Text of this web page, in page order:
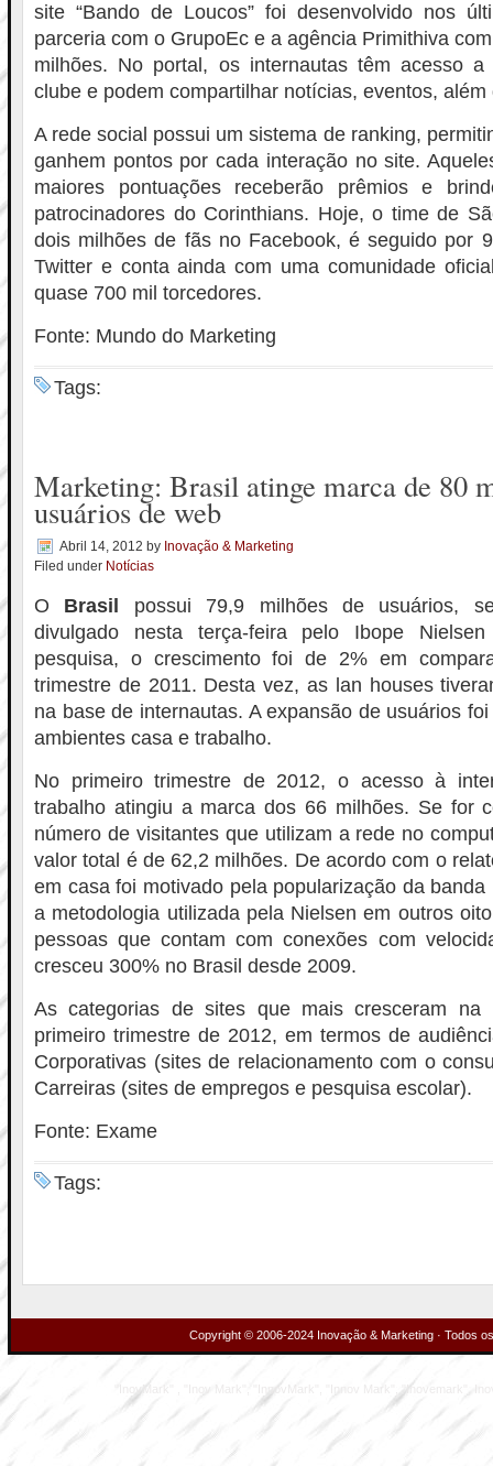
site “Bando de Loucos” foi desenvolvido nos
parceria com o GrupoEc e a agência Primithiva
milhões. No portal, os internautas têm acesso a
clube e podem compartilhar notícias, eventos, além
A rede social possui um sistema de ranking,
ganhem pontos por cada interação no site.
maiores pontuações receberão prêmios e
patrocinadores do Corinthians. Hoje, o time de
dois milhões de fãs no Facebook, é seguido por
Twitter e conta ainda com uma comunidade
quase 700 mil torcedores.
Fonte: Mundo do Marketing
Tags:
Marketing: Brasil atinge marca de 80
usuários de web
Abril 14, 2012 by Inovação & Marketing
Filed under Notícias
O Brasil
possui 79,9 milhões de usuários,
divulgado nesta terça-feira pelo Ibope
pesquisa, o crescimento foi de 2% em
trimestre de 2011. Desta vez, as lan houses
na base de internautas. A expansão de usuários
ambientes casa e trabalho.
No primeiro trimestre de 2012, o acesso à
trabalho atingiu a marca dos 66 milhões. Se for
número de visitantes que utilizam a rede no
valor total é de 62,2 milhões. De acordo com o
em casa foi motivado pela popularização da
a metodologia utilizada pela Nielsen em outros
pessoas que contam com conexões com
cresceu 300% no Brasil desde 2009.
As categorias de sites que mais cresceram na
primeiro trimestre de 2012, em termos de
Corporativas (sites de relacionamento com o
Carreiras (sites de empregos e pesquisa escolar).
Fonte: Exame
Tags:
Copyright © 2006-2024 Inovação & Marketing · Todos
"InovMark" , "Inov Mark", "InnovMark", "Innov Mark", "Inovemark",